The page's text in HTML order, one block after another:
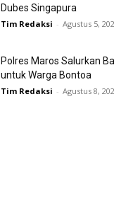
Dubes Singapura
Tim Redaksi - Agustus 5,
Polres Maros Salurkan
untuk Warga Bontoa
Tim Redaksi - Agustus 8,